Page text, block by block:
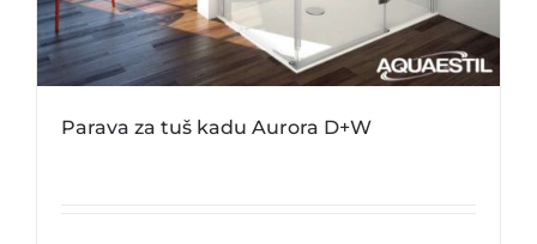
Parava za tuš kadu Aurora D+W